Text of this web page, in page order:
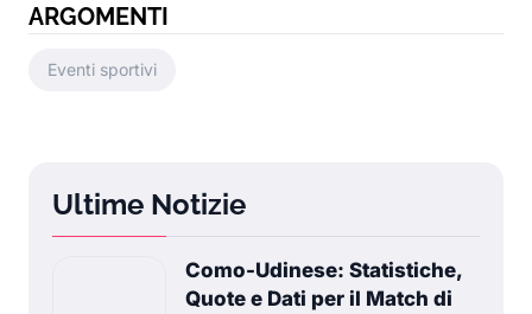
ARGOMENTI
Eventi sportivi
Ultime Notizie
Como-Udinese: Statistiche,
Quote e Dati per il Match di